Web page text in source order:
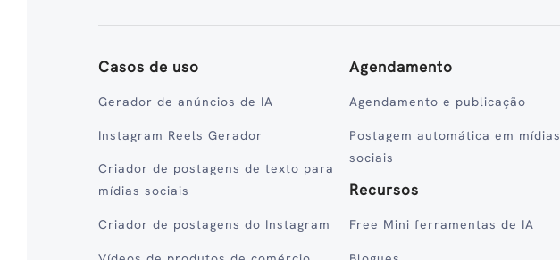
Casos de uso
Gerador de anúncios de IA
Instagram Reels Gerador
Criador de postagens de texto para
mídias sociais
Criador de postagens do Instagram
Agendamento
Agendamento e publicação
Postagem automática em mídias
sociais
Recursos
Free Mini ferramentas de IA